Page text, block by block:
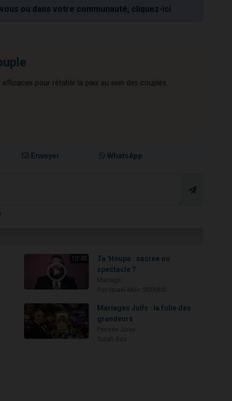
ou dans votre communauté, cliquez-ici
pour rétablir la paix au sein des couples.
Envoyer WhatsApp
10:45
Ta 'Houpa : sacrée ou
spectacle ?
Mariages Juifs : la folie des
grandeurs